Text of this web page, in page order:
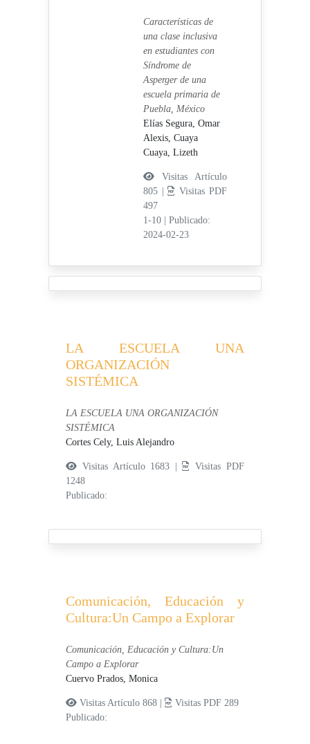
Características de
una clase inclusiva
en estudiantes con
Síndrome de
Asperger de una
escuela primaria de
Puebla, México
Elías Segura, Omar
Alexis, Cuaya
Cuaya, Lizeth
Visitas Artículo
805 |
Visitas PDF
497
1-10
Publicado:
2024-02-23
LA ESCUELA UNA
ORGANIZACIÓN
SISTÉMICA
LA ESCUELA UNA ORGANIZACIÓN
SISTÉMICA
Cortes Cely, Luis Alejandro
Visitas Artículo 1683 |
Visitas PDF
1248
Publicado:
Comunicación, Educación y
Cultura:Un Campo a Explorar
Comunicación, Educación y Cultura:Un
Campo a Explorar
Cuervo Prados, Monica
Visitas Artículo 868 |
Visitas PDF 289
Publicado: